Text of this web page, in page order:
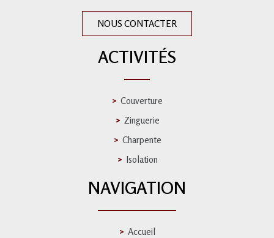
NOUS CONTACTER
ACTIVITÉS
Couverture
Zinguerie
Charpente
Isolation
NAVIGATION
Accueil